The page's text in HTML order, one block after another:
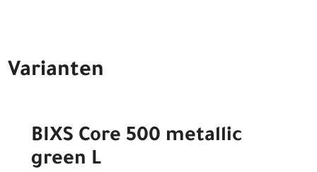
Varianten
BIXS Core 500 metallic
green L